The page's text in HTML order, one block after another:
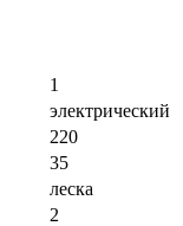
1
электрический
220
35
леска
2